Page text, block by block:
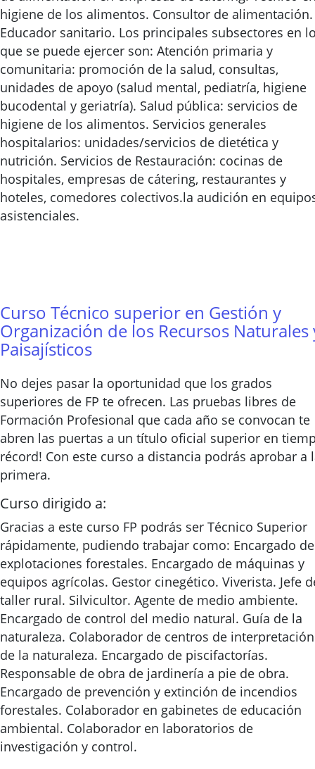
higiene de los alimentos. Consultor de alimentación.
Educador sanitario. Los principales subsectores en
que se puede ejercer son: Atención primaria y
comunitaria: promoción de la salud, consultas,
unidades de apoyo (salud mental, pediatría, higiene
bucodental y geriatría). Salud pública: servicios de
higiene de los alimentos. Servicios generales
hospitalarios: unidades/servicios de dietética y
nutrición. Servicios de Restauración: cocinas de
hospitales, empresas de cátering, restaurantes y
hoteles, comedores colectivos.la audición en
asistenciales.
Curso Técnico superior en Gestión y
Organización de los Recursos Naturales
Paisajísticos
No dejes pasar la oportunidad que los grados
superiores de FP te ofrecen. Las pruebas libres de
Formación Profesional que cada año se convocan te
abren las puertas a un título oficial superior en
récord! Con este curso a distancia podrás aprobar a
primera.
Curso dirigido a:
Gracias a este curso FP podrás ser Técnico Superior
rápidamente, pudiendo trabajar como: Encargado de
explotaciones forestales. Encargado de máquinas y
equipos agrícolas. Gestor cinegético. Viverista. Jefe
taller rural. Silvicultor. Agente de medio ambiente.
Encargado de control del medio natural. Guía de la
naturaleza. Colaborador de centros de interpretación
de la naturaleza. Encargado de piscifactorías.
Responsable de obra de jardinería a pie de obra.
Encargado de prevención y extinción de incendios
forestales. Colaborador en gabinetes de educación
ambiental. Colaborador en laboratorios de
investigación y control.